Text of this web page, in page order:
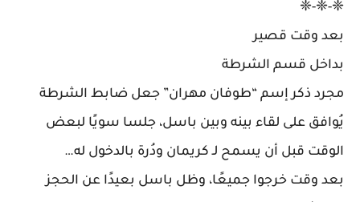
❈-❈-❈
بعد وقت قصير
بداخل قسم الشرطة
مجرد ذكر إسم “طوفان مهران” جعل ضابط الشرطة
يُوافق على لقاء بينه وبين باسل، جلسا سويًا لبعض
الوقت قبل أن يسمح لـ كريمان ودُرة بالدخول له…
بعد وقت خرجوا جميعًا، وظل باسل بعيدًا عن الحجز